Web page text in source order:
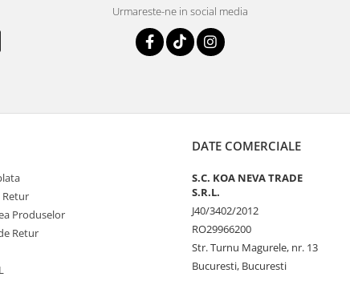
Urmareste-ne in social media
Retur
Produselor
Retur
DATE COMERCIALE
S.C. KOA NEVA TRADE
S.R.L.
J40/3402/2012
RO29966200
Str. Turnu Magurele, nr. 13
Bucuresti, Bucuresti